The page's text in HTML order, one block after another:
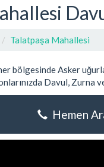
Talatpaşa Mahallesi
bölgesinde Asker
Davul, Zurna
Hemen